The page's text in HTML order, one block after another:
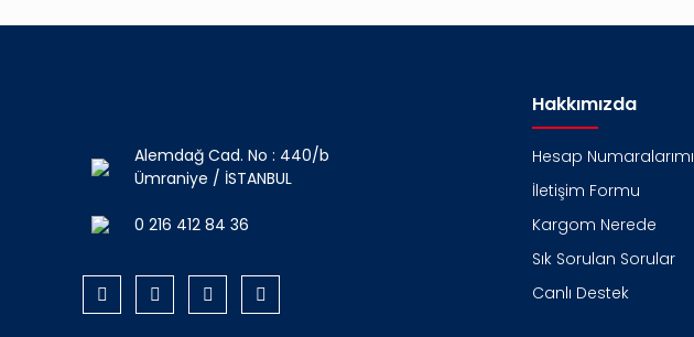
Alemdağ Cad. No : 440/b
Ümraniye / İSTANBUL
0 216 412 84 36
Hakkımızda
Hesap
İletişim Formu
Kargom Nerede
Sık Sorulan Sorular
Canlı Destek